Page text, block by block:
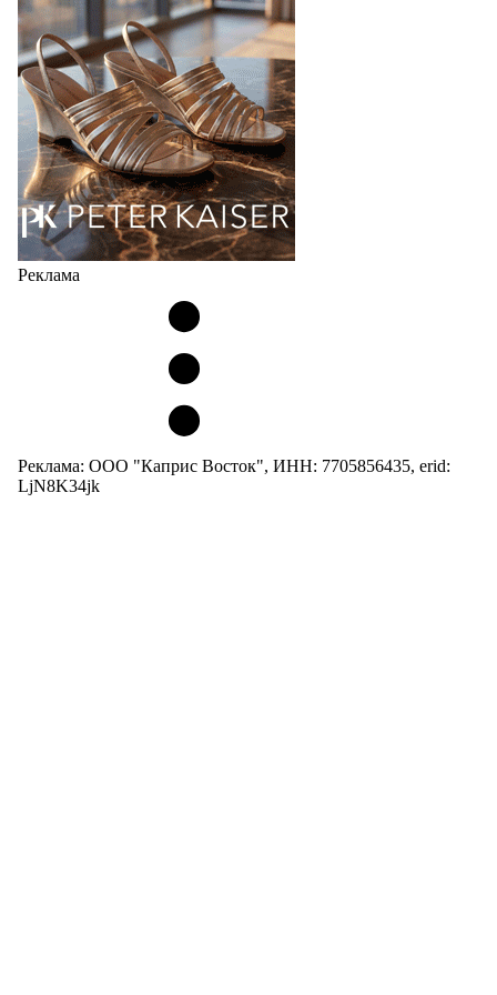
кроссовок обтекаемой формы и с тонкой подошвой).
Но в модели Miu Miu Bubble присутствует еще и…
05.08.2026 2870
Реклама
Реклама: ООО "Каприс Восток", ИНН: 7705856435, erid:
LjN8K34jk